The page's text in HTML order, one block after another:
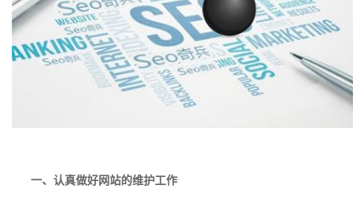
一、认真做好网站的维护工作